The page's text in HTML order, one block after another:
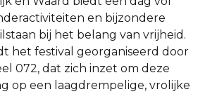
en bijzondere
bij het belang van vrijheid.
het festival georganiseerd door
072, dat zich inzet om deze
op een laagdrempelige, vrolijke